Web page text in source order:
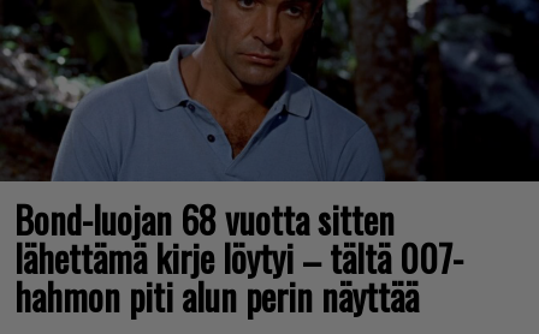
Bond-luojan 68 vuotta sitten
lähettämä kirje löytyi – tältä 007-
hahmon piti alun perin näyttää